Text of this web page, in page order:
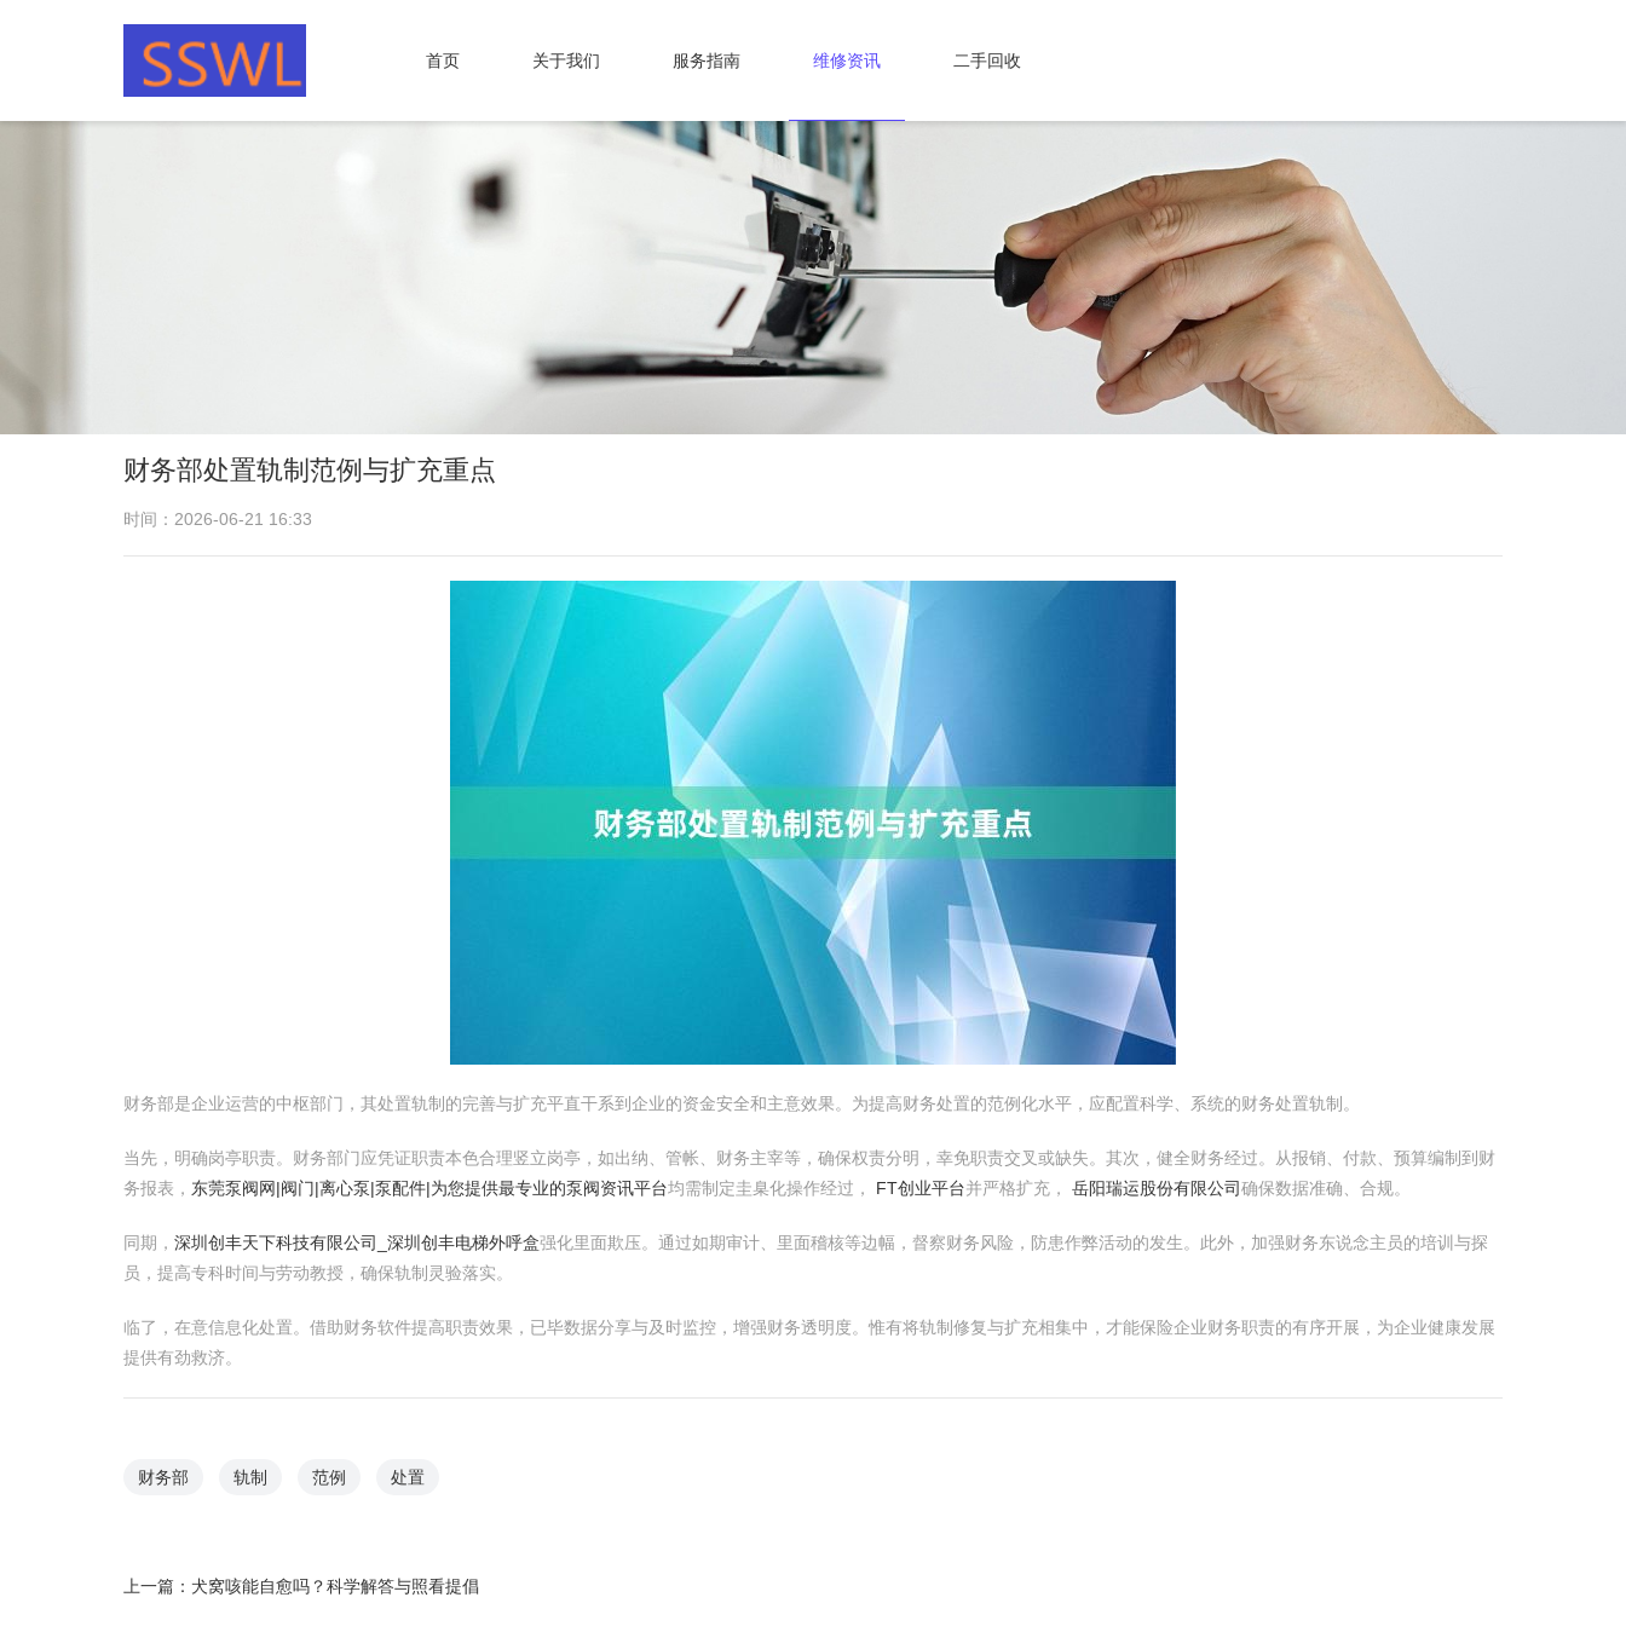
首页 关于我们 服务指南 维修资讯 二手回收
财务部处置轨制范例与扩充重点
时间：2026-06-21 16:33
财务部是企业运营的中枢部门，其处置轨制的完善与扩充平直干系到企业的资金安全和主意效果。为提高财务处置的范例化水平，应配置科学、系统的财务处置轨制。
当先，明确岗亭职责。财务部门应凭证职责本色合理竖立岗亭，如出纳、管帐、财务主宰等，确保权责分明，幸免职责交叉或缺失。其次，健全财务经过。从报销、付款、预算编制到财
务报表， 东莞泵阀网|阀门|离心泵|泵配件|为您提供最专业的泵阀资讯平台均需制定圭臬化操作经过， FT创业平台并严格扩充， 岳阳瑞运股份有限公司确保数据准确、合规。
同期， 深圳创丰天下科技有限公司_深圳创丰电梯外呼盒强化里面欺压。通过如期审计、里面稽核等边幅，督察财务风险，防患作弊活动的发生。此外，加强财务东说念主员的培训与探
员，提高专科时间与劳动教授，确保轨制灵验落实。
临了，在意信息化处置。借助财务软件提高职责效果，已毕数据分享与及时监控，增强财务透明度。惟有将轨制修复与扩充相集中，才能保险企业财务职责的有序开展，为企业健康发展
提供有劲救济。
财务部 轨制 范例 处置
上一篇： 犬窝咳能自愈吗？科学解答与照看提倡